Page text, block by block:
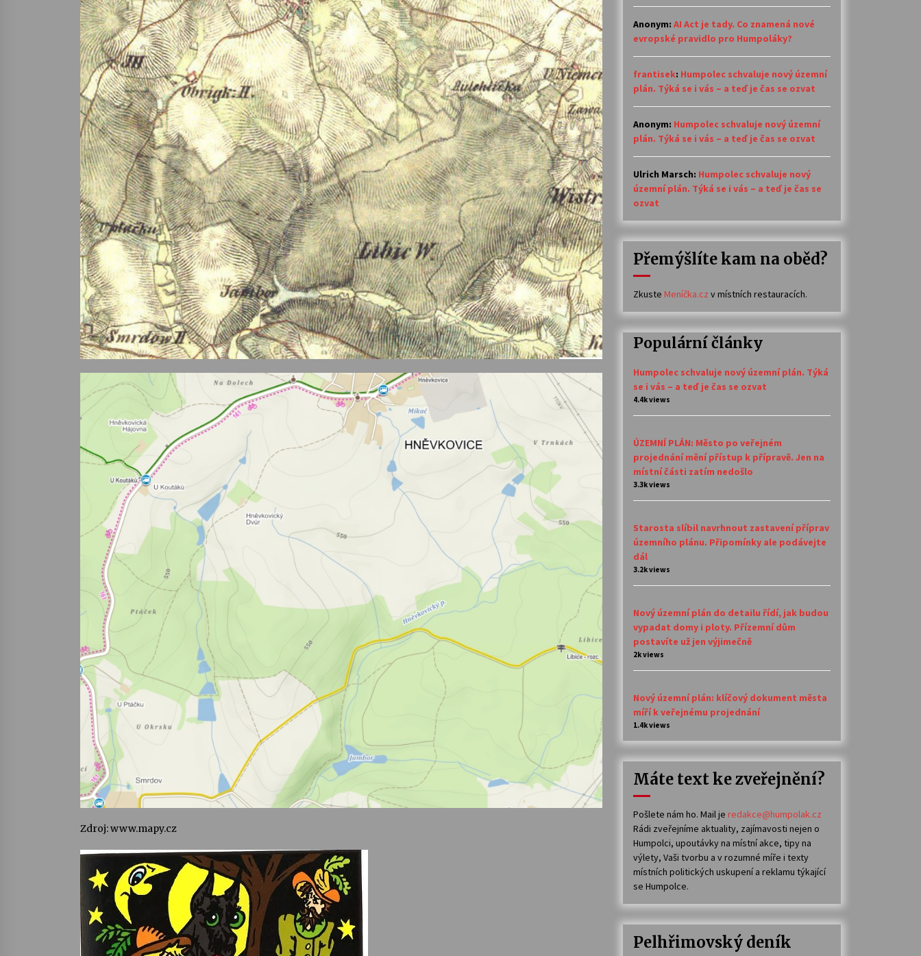
úroveň
hlasitosti.
Zdroj: www.mapy.cz
Anonym: AI Act je tady. Co znamená nové
evropské pravidlo pro Humpoláky?
frantisek: Humpolec schvaluje nový územní
plán. Týká se i vás – a teď je čas se ozvat
Anonym: Humpolec schvaluje nový územní
plán. Týká se i vás – a teď je čas se ozvat
Ulrich Marsch: Humpolec schvaluje nový
územní plán. Týká se i vás – a teď je čas se
ozvat
Přemýšlíte kam na oběd?
Zkuste Meníčka.cz v místních restauracích.
Populární články
Humpolec schvaluje nový územní plán. Týká
se i vás – a teď je čas se ozvat
4.4k views
ÚZEMNÍ PLÁN: Město po veřejném
projednání mění přístup k přípravě. Jen na
místní části zatím nedošlo
3.3k views
Starosta slíbil navrhnout zastavení příprav
územního plánu. Připomínky ale podávejte
dál
3.2k views
Nový územní plán do detailu řídí, jak budou
vypadat domy i ploty. Přízemní dům
postavíte už jen výjimečně
2k views
Nový územní plán: klíčový dokument města
míří k veřejnému projednání
1.4k views
Máte text ke zveřejnění?
Pošlete nám ho. Mail je redakce@humpolak.cz
Rádi zveřejníme aktuality, zajímavosti nejen o
Humpolci, upoutávky na místní akce, tipy na
výlety, Vaši tvorbu a v rozumné míře i texty
místních politických uskupení a reklamu týkající
se Humpolce.
Pelhřimovský deník